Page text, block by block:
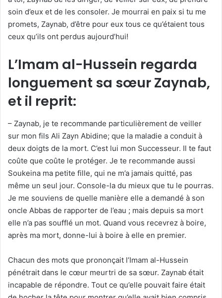
soin d’eux et de les consoler. Je mourrai en paix si tu me
promets, Zaynab, d’être pour eux tous ce qu’étaient tous
ceux qu’ils ont perdus aujourd’hui!
L’Imam al-Hussein regarda
longuement sa sœur Zaynab,
et il reprit:
– Zaynab, je te recommande particulièrement de veiller
sur mon fils Ali Zayn Abidine; que la maladie a conduit à
deux doigts de la mort. C’est lui mon Successeur. Il te faut
coûte que coûte le protéger. Je te recommande aussi
Soukeina ma petite fille, qui ne m’a jamais quitté, pas
même un seul jour. Console-la du mieux que tu le pourras.
Je me souviens de quelle manière elle a demandé à son
oncle Abbas de rapporter de l’eau ; mais depuis sa mort
elle n’a pas soufflé un mot. Quand vous recevrez à boire,
après ma mort, donne-lui à boire à elle en premier.
Chacun des mots que prononçait l’Imam al-Hussein
pénétrait dans le cœur meurtri de sa sœur. Zaynab était
incapable de répondre. Tout ce qu’elle pouvait faire était